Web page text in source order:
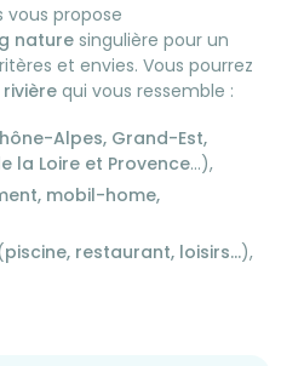
de
mer
de
mer
de
mer
dans
le
Var
étang
rivière
propose
naturesingulière pour un
et envies. Vous pourrez
qui vous ressemble :
Alpes, Grand-Est,
la Loire et Provence…),
mobil-home,
piscine, restaurant, loisirs…),